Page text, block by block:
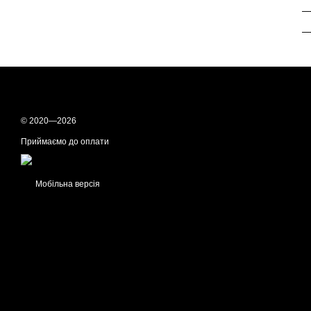
—
—
© 2020—2026
Приймаємо до оплати
Мобільна версія